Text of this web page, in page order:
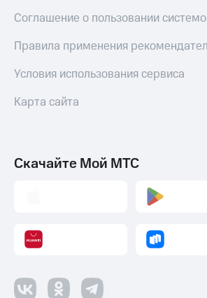
Соглашение о пользовании
Правила применения
Условия использования сервиса
Карта сайта
Скачайте Мой МТС